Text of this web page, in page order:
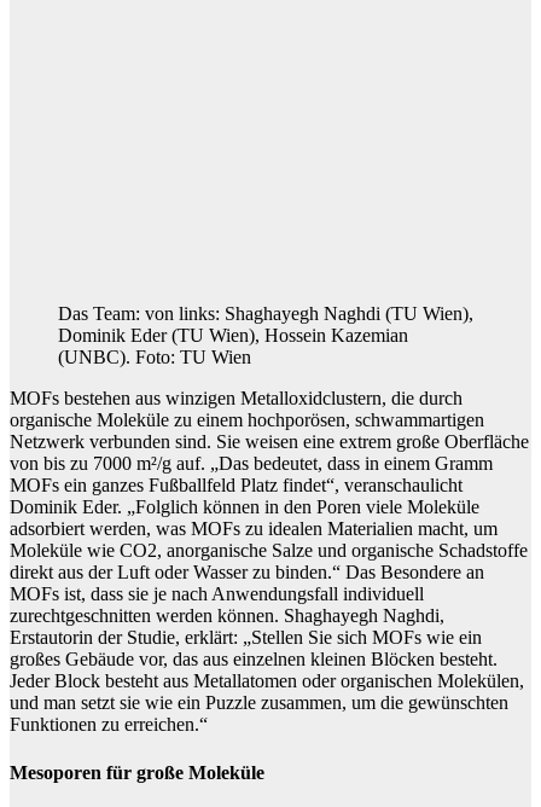
Das Team: von links: Shaghayegh Naghdi (TU Wien),
Dominik Eder (TU Wien), Hossein Kazemian
(UNBC). Foto: TU Wien
MOFs bestehen aus winzigen Metalloxidclustern, die durch
organische Moleküle zu einem hochporösen, schwammartigen
Netzwerk verbunden sind. Sie weisen eine extrem große Oberfläche
von bis zu 7000 m²/g auf. „Das bedeutet, dass in einem Gramm
MOFs ein ganzes Fußballfeld Platz findet“, veranschaulicht
Dominik Eder. „Folglich können in den Poren viele Moleküle
adsorbiert werden, was MOFs zu idealen Materialien macht, um
Moleküle wie CO2, anorganische Salze und organische Schadstoffe
direkt aus der Luft oder Wasser zu binden.“ Das Besondere an
MOFs ist, dass sie je nach Anwendungsfall individuell
zurechtgeschnitten werden können. Shaghayegh Naghdi,
Erstautorin der Studie, erklärt: „Stellen Sie sich MOFs wie ein
großes Gebäude vor, das aus einzelnen kleinen Blöcken besteht.
Jeder Block besteht aus Metallatomen oder organischen Molekülen,
und man setzt sie wie ein Puzzle zusammen, um die gewünschten
Funktionen zu erreichen.“
Mesoporen für große Moleküle